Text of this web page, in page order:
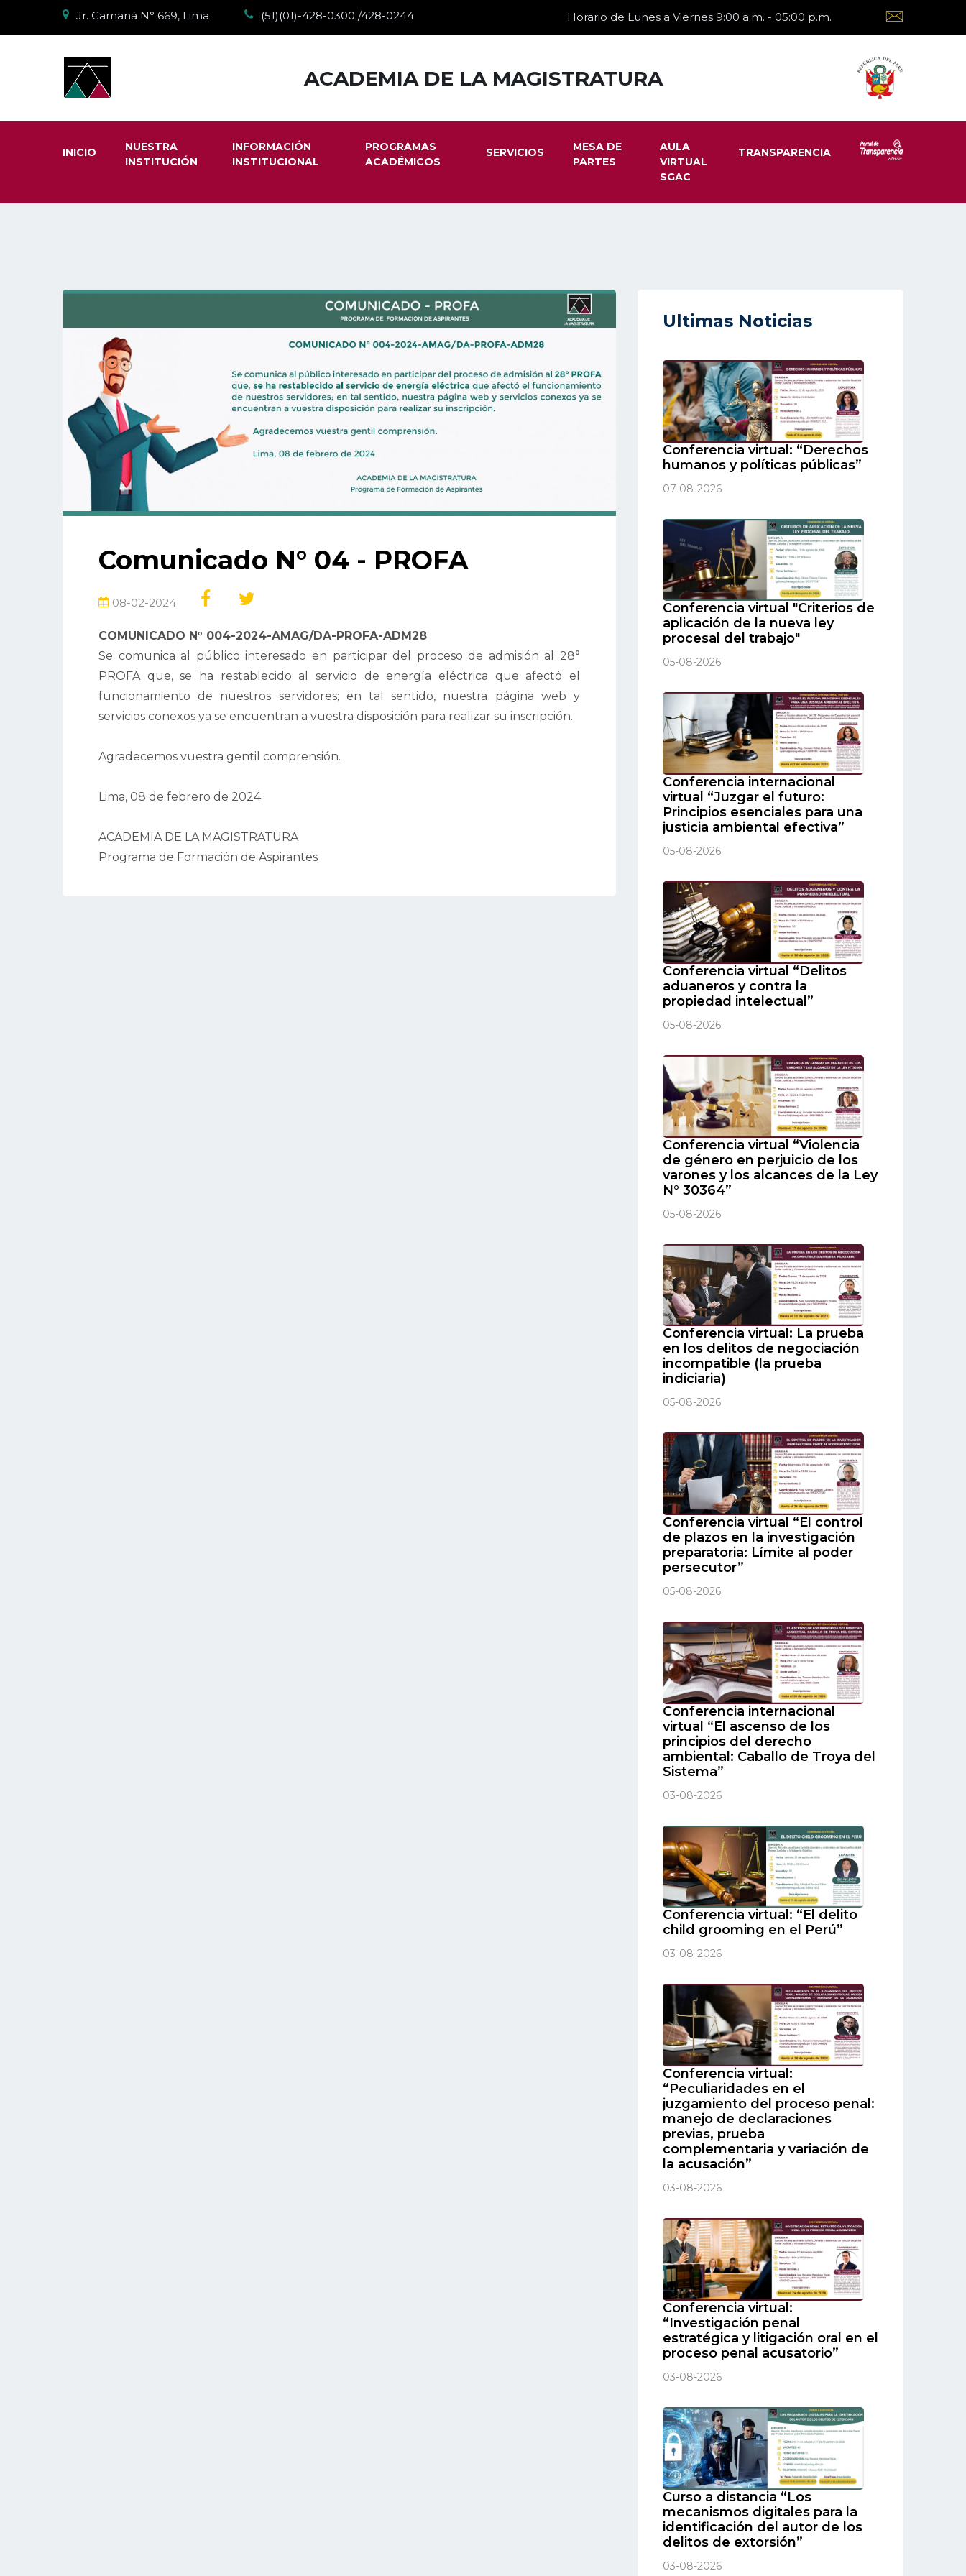
Jr. Camaná N° 669, Lima (51)(01)-428-0300 /428-0244 Horario de Lunes a Viernes 9:00 a.m. - 05:00 p.m.
ACADEMIA DE LA MAGISTRATURA
INICIO
NUESTRA
INSTITUCIÓN
INFORMACIÓN
INSTITUCIONAL
PROGRAMAS
ACADÉMICOS
SERVICIOS
MESA DE
PARTES
AULA
VIRTUAL
SGAC
TRANSPARENCIA
Comunicado N° 04 - PROFA
08-02-2024
COMUNICADO N° 004-2024-AMAG/DA-PROFA-ADM28
Se comunica al público interesado en participar del proceso de admisión al 28°
PROFA que, se ha restablecido al servicio de energía eléctrica que afectó el
funcionamiento de nuestros servidores; en tal sentido, nuestra página web y
servicios conexos ya se encuentran a vuestra disposición para realizar su inscripción.
Agradecemos vuestra gentil comprensión.
Lima, 08 de febrero de 2024
ACADEMIA DE LA MAGISTRATURA
Programa de Formación de Aspirantes
Ultimas Noticias
Conferencia virtual: “Derechos
humanos y políticas públicas”
07-08-2026
Conferencia virtual "Criterios de
aplicación de la nueva ley
procesal del trabajo"
05-08-2026
Conferencia internacional
virtual “Juzgar el futuro:
Principios esenciales para una
justicia ambiental efectiva”
05-08-2026
Conferencia virtual “Delitos
aduaneros y contra la
propiedad intelectual”
05-08-2026
Conferencia virtual “Violencia
de género en perjuicio de los
varones y los alcances de la Ley
N° 30364”
05-08-2026
Conferencia virtual: La prueba
en los delitos de negociación
incompatible (la prueba
indiciaria)
05-08-2026
Conferencia virtual “El control
de plazos en la investigación
preparatoria: Límite al poder
persecutor”
05-08-2026
Conferencia internacional
virtual “El ascenso de los
principios del derecho
ambiental: Caballo de Troya del
Sistema”
03-08-2026
Conferencia virtual: “El delito
child grooming en el Perú”
03-08-2026
Conferencia virtual:
“Peculiaridades en el
juzgamiento del proceso penal:
manejo de declaraciones
previas, prueba
complementaria y variación de
la acusación”
03-08-2026
Conferencia virtual:
“Investigación penal
estratégica y litigación oral en el
proceso penal acusatorio”
03-08-2026
Curso a distancia “Los
mecanismos digitales para la
identificación del autor de los
delitos de extorsión”
03-08-2026